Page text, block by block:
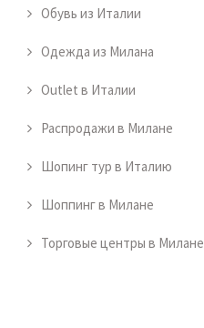
Обувь из Италии
Одежда из Милана
Outlet в Италии
Распродажи в Милане
Шопинг тур в Италию
Шоппинг в Милане
Торговые центры в Милане